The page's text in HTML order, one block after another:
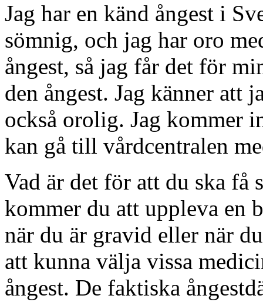
Jag har en känd ångest i
sömnig, och jag har oro
ångest, så jag får det för
den ångest. Jag känner att
också orolig. Jag kommer
kan gå till vårdcentralen
Vad är det för att du ska få
kommer du att uppleva en
när du är gravid eller när
att kunna välja vissa
ångest. De faktiska